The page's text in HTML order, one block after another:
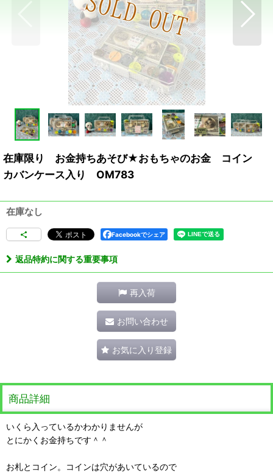
在庫限り お金持ちあそび★おもちゃのお金 コイン
カバンケース入り OM783
在庫なし
Facebookでシェア
返品特約に関する重要事項
再入荷
お問い合わせ
お気に入り登録
商品詳細
いくら入っているかわかりませんが
とにかくお金持ちです＾＾
お札とコイン。コインは穴があいているので